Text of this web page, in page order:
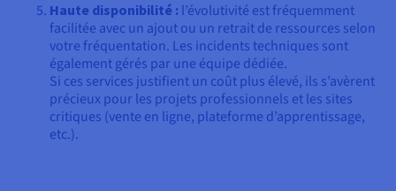
Haute disponibilité : l’évolutivité est fréquemment
facilitée avec un ajout ou un retrait de ressources selon
votre fréquentation. Les incidents techniques sont
également gérés par une équipe dédiée.
Si ces services justifient un coût plus élevé, ils s’avèrent
précieux pour les projets professionnels et les sites
critiques (vente en ligne, plateforme d’apprentissage,
etc.).